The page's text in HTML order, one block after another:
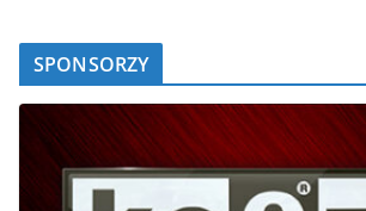
SPONSORZY